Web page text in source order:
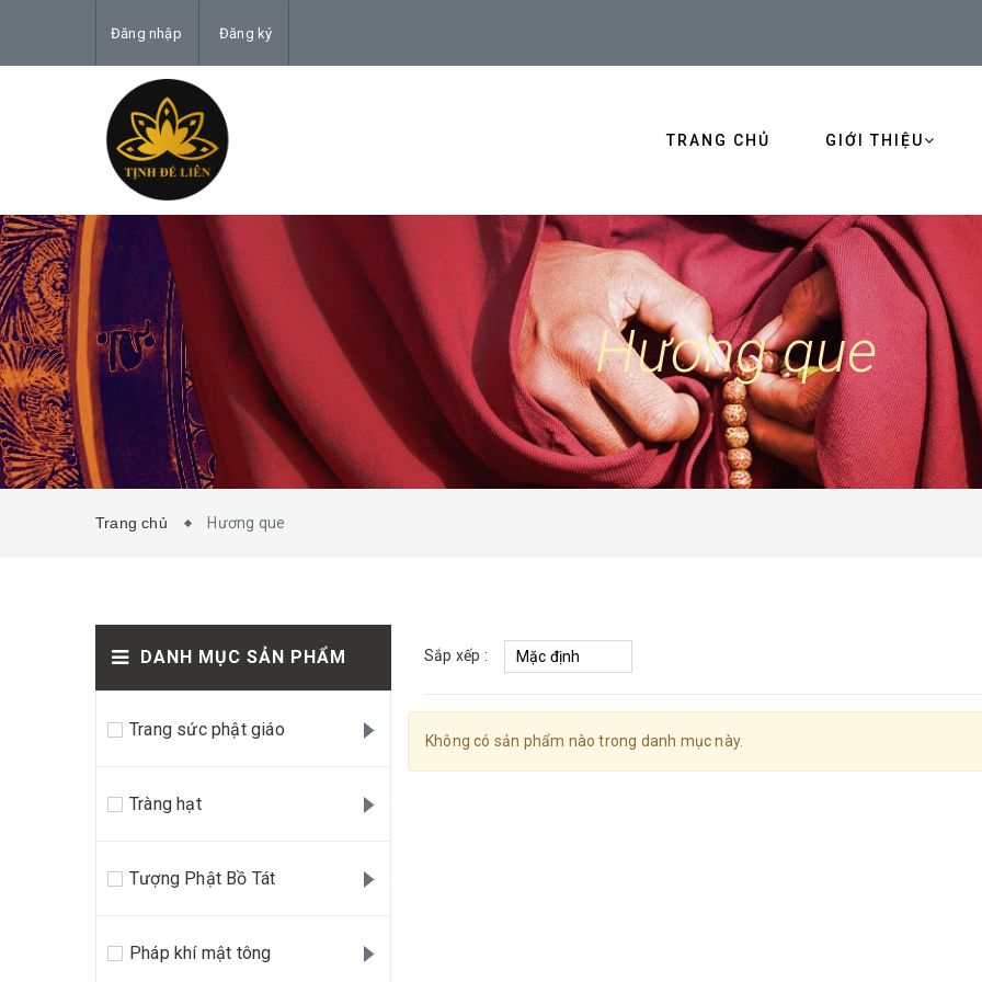
Đăng nhập Đăng ký
TRANG CHỦ GIỚI THIỆU
Hương que
Trang chủ Hương que
DANH MỤC SẢN PHẨM
Trang sức phật giáo
Tràng hạt
Tượng Phật Bồ Tát
Pháp khí mật tông
Sắp xếp :
Không có sản phẩm nào trong danh mục này.